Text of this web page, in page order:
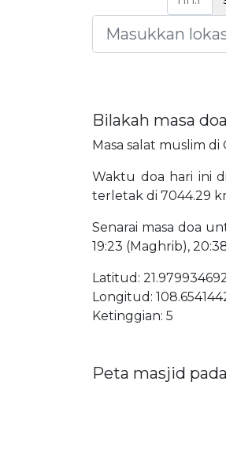
Bilakah masa
Masa salat muslim di
Waktu doa hari ini
terletak di 7044.29
Senarai masa doa
19:23 (Maghrib),
Latitud:
Longitud:
Ketinggian: 5
Peta masjid